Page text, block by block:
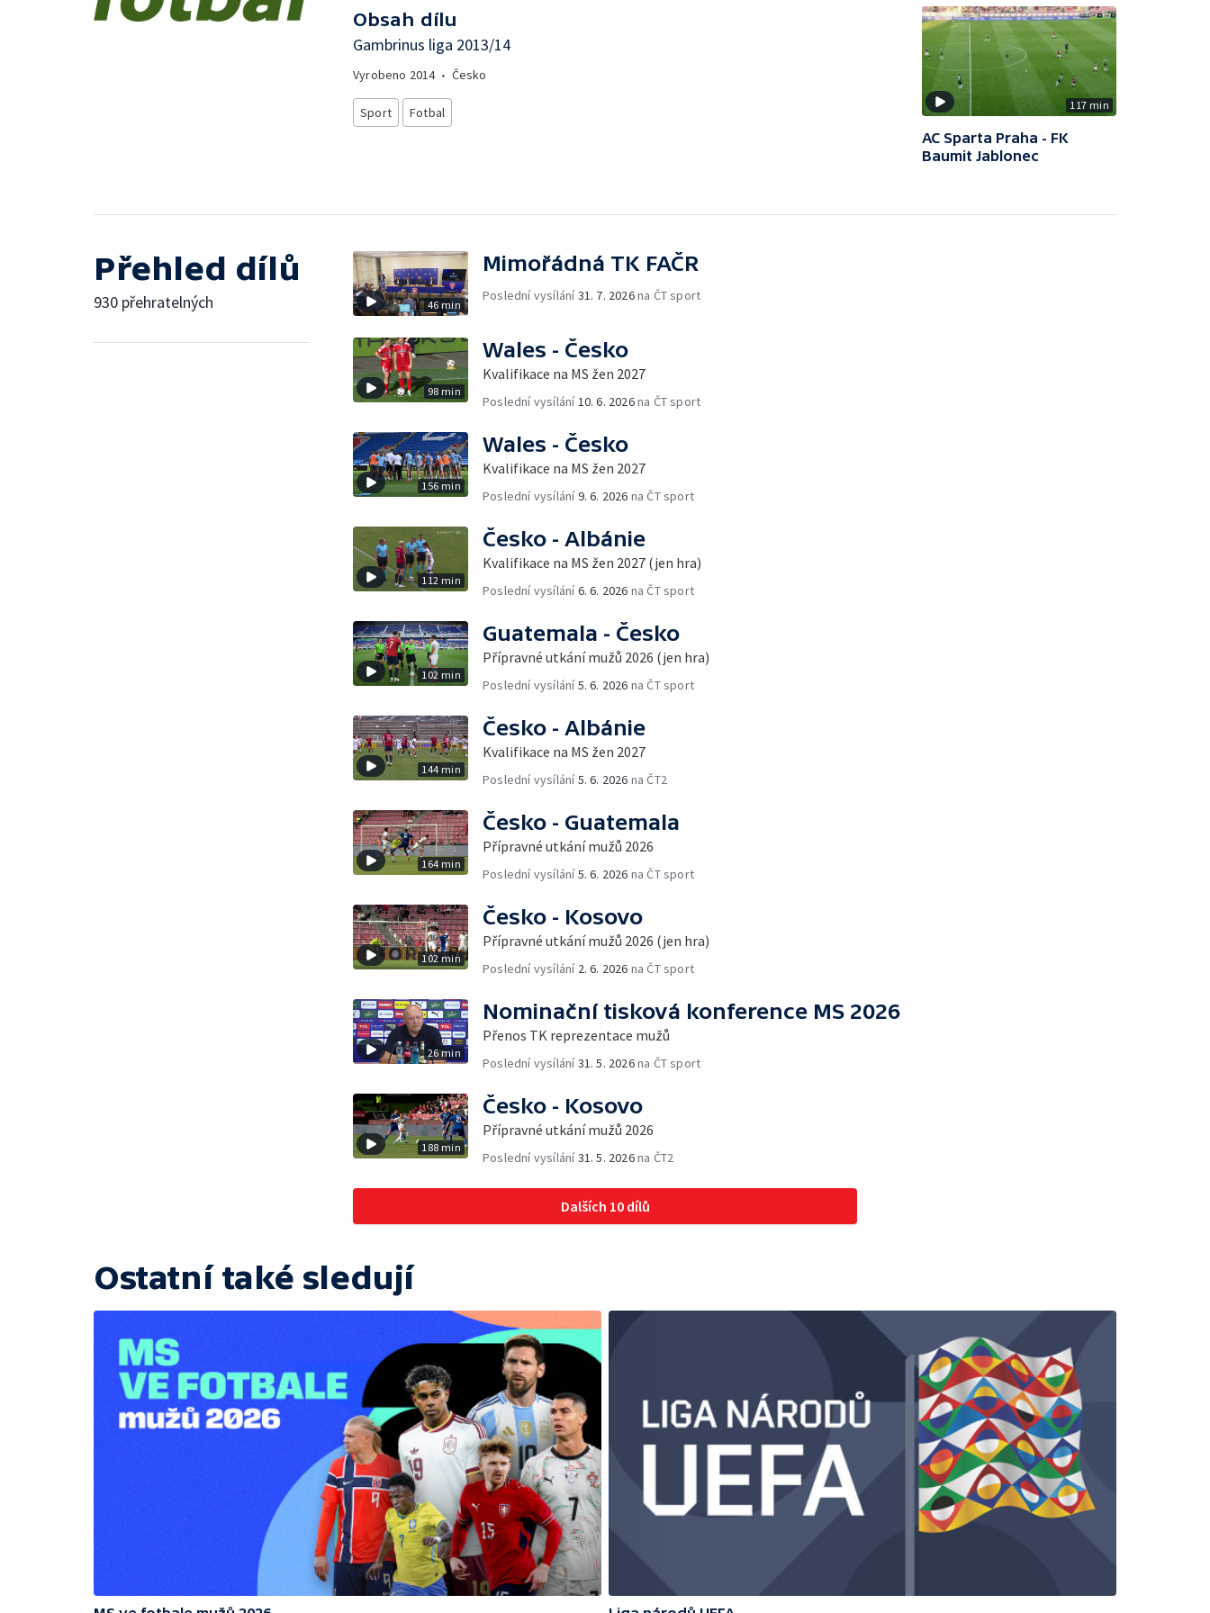
Obsah dílu
Gambrinus liga 2013/14
Vyrobeno 2014• Česko
Sport Fotbal 117 min
AC Sparta Praha - FK
Baumit Jablonec
Přehled dílů
930 přehratelných 46 min
Mimořádná TK FAČR
Poslední vysílání31. 7. 2026na ČT sport
98 min
Wales - Česko
Kvalifikace na MS žen 2027
Poslední vysílání 10. 6. 2026na ČT sport
156 min
Wales - Česko
Kvalifikace na MS žen 2027
Poslední vysílání9. 6. 2026 na ČT sport
112 min
Česko - Albánie
Kvalifikace na MS žen 2027 (jen hra)
Poslední vysílání6. 6. 2026 na ČT sport
102 min
Guatemala - Česko
Přípravné utkání mužů 2026 (jen hra)
Poslední vysílání5. 6. 2026 na ČT sport
144 min
Česko - Albánie
Kvalifikace na MS žen 2027
Poslední vysílání5. 6. 2026 na ČT2
164 min
Česko - Guatemala
Přípravné utkání mužů 2026
Poslední vysílání5. 6. 2026 na ČT sport
102 min
Česko - Kosovo
Přípravné utkání mužů 2026 (jen hra)
Poslední vysílání 2. 6. 2026 na ČT sport
26 min
Nominační tisková konference MS 2026
Přenos TK reprezentace mužů
Poslední vysílání31. 5. 2026na ČT sport
188 min
Česko - Kosovo
Přípravné utkání mužů 2026
Poslední vysílání31. 5. 2026na ČT2
Dalších 10 dílů
Ostatní také sledují